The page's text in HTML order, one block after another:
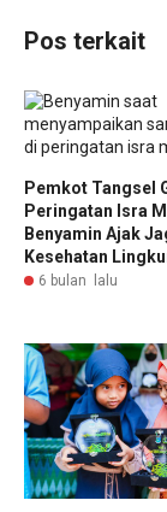
Pos terkait
Pemkot Tangsel
Peringatan Isra
Benyamin Ajak
Kesehatan
6 bulan lalu